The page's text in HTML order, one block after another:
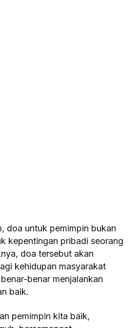
doa untuk pemimpin bukan
kepentingan pribadi seorang
doa tersebut akan
kehidupan masyarakat
benar menjalankan
baik.
pemimpin kita baik,